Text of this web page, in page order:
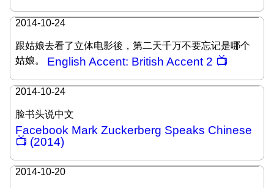
2014-10-24
跟姑娘去看了立体电影後，第二天千万不要忘记是哪个
姑娘。 English Accent: British Accent 2 📺
2014-10-24
脸书头说中文
Facebook Mark Zuckerberg Speaks Chinese
📺 (2014)
2014-10-20